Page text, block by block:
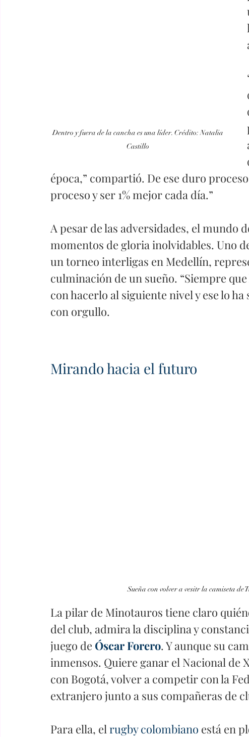
Dentro y fuera de la cancha es una líder. Crédito: Natalia
Castillo
época,” compartió. De ese duro
proceso y ser 1% mejor cada día.”
A pesar de las adversidades, el mundo
momentos de gloria inolvidables. Uno
un torneo interligas en Medellín,
culminación de un sueño. “Siempre
con hacerlo al siguiente nivel y ese lo
con orgullo.
Mirando hacia el futuro
Sueña con volver a vesitr la camiseta
La pilar de Minotauros tiene claro
del club, admira la disciplina y
juego de Óscar Forero. Y aunque su
inmensos. Quiere ganar el Nacional de
con Bogotá, volver a competir con la
extranjero junto a sus compañeras de
Para ella, el rugby colombiano está en